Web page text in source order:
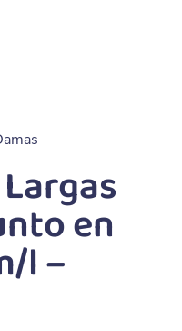
en
l –